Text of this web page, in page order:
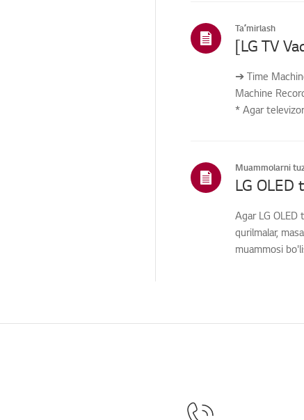
Taʼmirlash
➔ Time
Machine
* Agar
Muammolarni
Agar LG
qurilmalar,
muammosi